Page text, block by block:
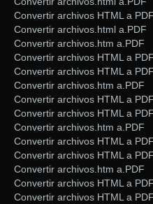
Convertir archivos HTML a PDF
Convertir archivos.html a.PDF
Convertir archivos.htm a.PDF
Convertir archivos HTML a PDF
Convertir archivos HTML a PDF
Convertir archivos.htm a.PDF
Convertir archivos HTML a PDF
Convertir archivos HTML a PDF
Convertir archivos.htm a.PDF
Convertir archivos HTML a PDF
Convertir archivos HTML a PDF
Convertir archivos.htm a.PDF
Convertir archivos HTML a PDF
Convertir archivos HTML a PDF